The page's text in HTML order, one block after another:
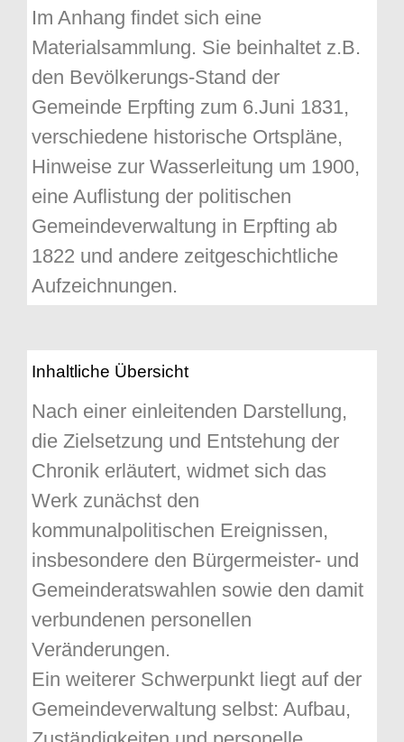
Im Anhang findet sich eine
Materialsammlung. Sie beinhaltet z.B.
den Bevölkerungs-Stand der
Gemeinde Erpfting zum 6.Juni 1831,
verschiedene historische Ortspläne,
Hinweise zur Wasserleitung um 1900,
eine Auflistung der politischen
Gemeindeverwaltung in Erpfting ab
1822 und andere zeitgeschichtliche
Aufzeichnungen.
Inhaltliche Übersicht
Nach einer einleitenden Darstellung,
die Zielsetzung und Entstehung der
Chronik erläutert, widmet sich das
Werk zunächst den
kommunalpolitischen Ereignissen,
insbesondere den Bürgermeister- und
Gemeinderatswahlen sowie den damit
verbundenen personellen
Veränderungen.
Ein weiterer Schwerpunkt liegt auf der
Gemeindeverwaltung selbst: Aufbau,